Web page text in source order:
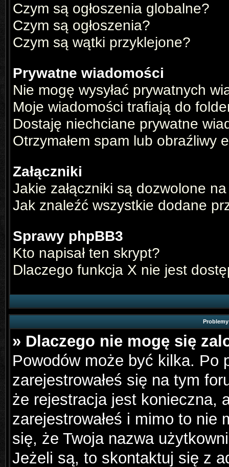
Czym są ogłoszenia globalne?
Czym są ogłoszenia?
Czym są wątki przyklejone?
Prywatne wiadomości
Nie mogę wysyłać prywatnych
Moje wiadomości trafiają do
Dostaję niechciane prywatne
Otrzymałem spam lub obraźliwy
Załączniki
Jakie załączniki są dozwolone
Jak znaleźć wszystkie dodane
Sprawy phpBB3
Kto napisał ten skrypt?
Dlaczego funkcja X nie jest
» Dlaczego nie mogę się
Powodów może być kilka. Po
zarejestrowałeś się na tym
że rejestracja jest konieczna,
zarejestrowałeś i mimo to nie
się, że Twoja nazwa
Jeżeli są, to skontaktuj się z